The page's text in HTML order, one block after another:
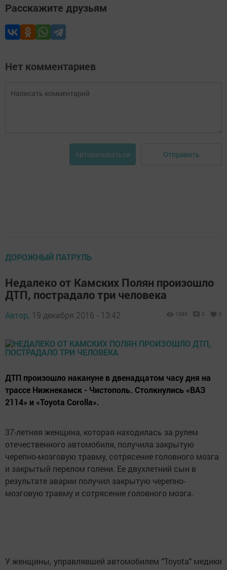
Расскажите друзьям
Нет комментариев
Авторизоваться Отправить
ДОРОЖНЫЙ ПАТРУЛЬ
Недалеко от Камских Полян произошло
ДТП, пострадало три человека
Автор, 19 декабря 2016 - 13:42 1063 0 0
ДТП произошло накануне в двенадцатом часу дня на
трассе Нижнекамск - Чистополь. Столкнулись «ВАЗ
2114» и «Toyota Corolla».
37-летняя женщина, которая находилась за рулем
отечественного автомобиля, получила закрытую
черепно-мозговую травму, сотрясение головного мозга
и закрытый перелом голени. Ее двухлетний сын в
результате аварии получил закрытую черепно-
мозговую травму и сотрясение головного мозга.
У женщины, управлявшей автомобилем "Toyota" медики